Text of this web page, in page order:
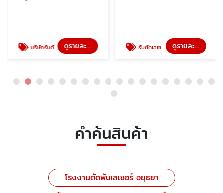
บริษัทรับตัดเลเซอร์ อยุธยา ดูรายละเอียด รับตัดเลเซอร์ตามแบบ ดูรายละเอียด
คำค้นสินค้า
โรงงานตัดพับเลเซอร์ อยุธยา